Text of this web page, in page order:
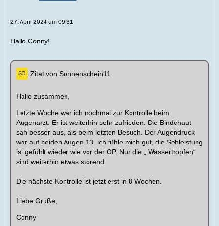
27. April 2024 um 09:31
Hallo Conny!
Zitat von Sonnenschein11
Hallo zusammen,
Letzte Woche war ich nochmal zur Kontrolle beim
Augenarzt. Er ist weiterhin sehr zufrieden. Die Bindehaut
sah besser aus, als beim letzten Besuch. Der Augendruck
war auf beiden Augen 13. ich fühle mich gut, die Sehleistung
ist gefühlt wieder wie vor der OP. Nur die „ Wassertropfen“
sind weiterhin etwas störend.
Die nächste Kontrolle ist jetzt erst in 8 Wochen.
Liebe Grüße,
Conny